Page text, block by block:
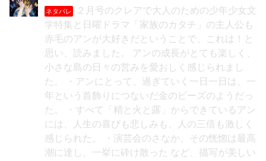
ネタバレ
２月号のクレアで大人のための少年少女文
学特集と日曜ドラマ「家族のカタチ」の主人公も
赤毛のアンが大好きだということで、これは！と
思い、読みました。 アンの成長がとても楽しく、
小さな島の日々の営みを愛おしく感じられまし
た。 ・アンにとって、過ぎていく一日一日は、一
年という首飾りにつないだ金のビーズのようだっ
た。 ・すべて「精と火と露」からできているアン
には、人生の喜びも悲しみも、人の三倍も激しく
感じられた。 ・演芸会のさなか、その恍惚は最高
潮に達し、一挙に砕け散った など、描写が美しい